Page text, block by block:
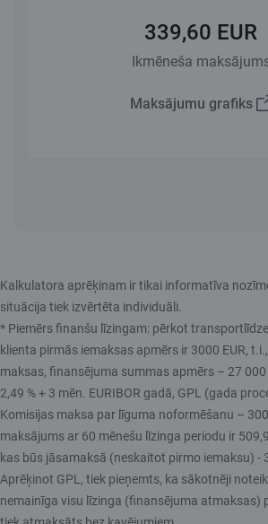
339,60 EUR
Ikmēneša
Maksājumu grafiks
Kalkulatora aprēķinam ir tikai informatīva
situācija tiek izvērtēta individuāli.
* Piemērs finanšu līzingam: pērkot
klienta pirmās iemaksas apmērs ir 3000 EUR,
maksas, finansējuma summas apmērs – 27 000
2,49 % + 3 mēn. EURIBOR gadā, GPL (gada
Komisijas maksa par līguma noformēšanu –
maksājums ar 60 mēnešu līzinga periodu ir
kas būs jāsamaksā (neskaitot pirmo iemaksu) -
Aprēķinot GPL, tiek pieņemts, ka sākotnēji
nemainīga visu līzinga (finansējuma atmaksas)